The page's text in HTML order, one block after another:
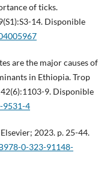
of ticks.
14. Disponible
are the major causes of
in Ethiopia. Trop
9. Disponible
9531-4
2023. p. 25-44.
0-323-91148-